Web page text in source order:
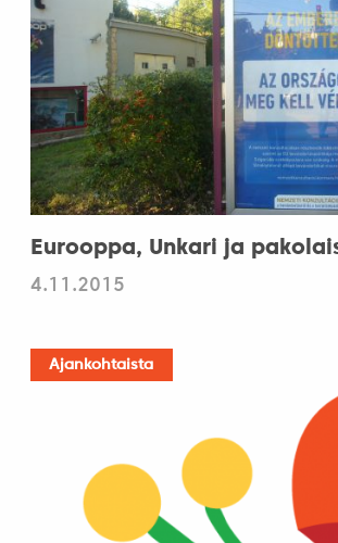
Eurooppa, Unkari ja
4.11.2015
Ajankohtaista